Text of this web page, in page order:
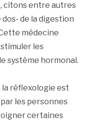
citons entre autres
dos- de la digestion
médecine
les
système hormonal.
la réflexologie est
les personnes
certaines